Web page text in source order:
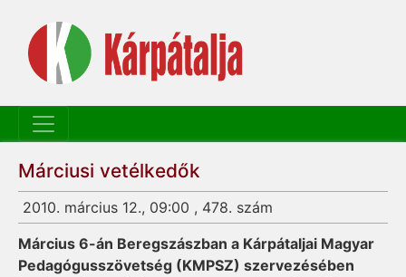
Márciusi vetélkedők
2010. március 12., 09:00 , 478. szám
Március 6-án Beregszászban a Kárpátaljai Magyar
Pedagógusszövetség (KMPSZ) szervezésében